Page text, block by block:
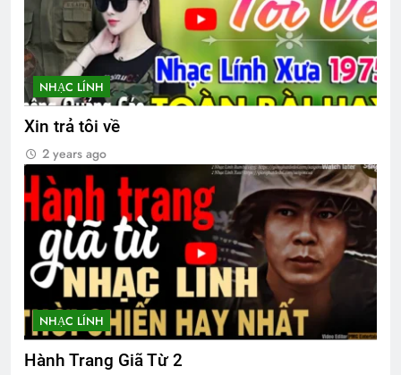
Nhạc Xuân Hải Ngoại
2 Years Ago
English For Today book 6
1 Year Ago
HOA ĐÀO (Lỗ Tấn)
3 Years Ago
NHẠC LÍNH
Xin trả tôi về
2 years ago
NHẠC LÍNH
Hành Trang Giã Từ 2